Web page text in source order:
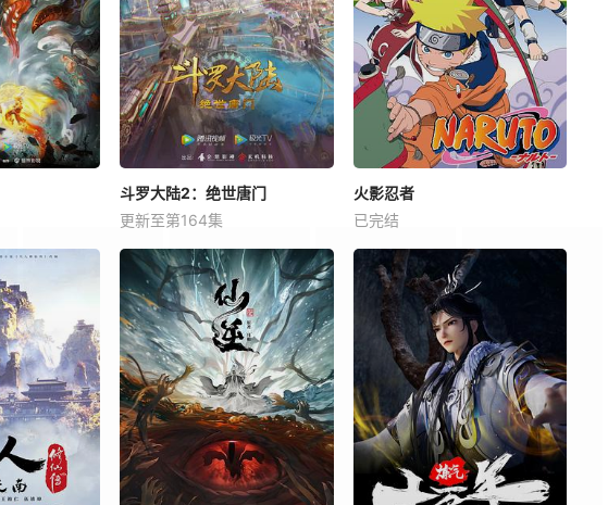
斗罗大陆2：绝世唐门
更新至第164集
火影忍者
已完结